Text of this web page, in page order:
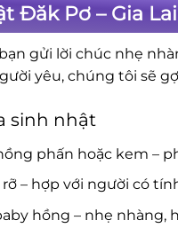
Đăk Pơ – Gia Lai
gửi lời chúc nhẹ
yêu, chúng tôi sẽ
sinh nhật
phấn hoặc kem –
– hợp với người có
hồng – nhẹ nhàng,